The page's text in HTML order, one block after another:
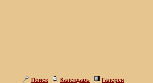
Поиск Календарь Галерея